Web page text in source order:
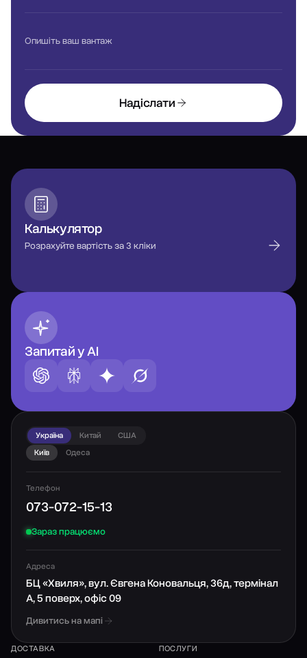
Опишіть ваш вантаж
Надіслати
Калькулятор
Розрахуйте вартість за 3 кліки
Запитай у AI
Україна Китай
США
Київ
Одеса
Телефон
073-072-15-13
Зараз працюємо
Адреса
БЦ «Хвиля», вул. Євгена Коновальця, 36д, термінал
А, 5 поверх, офіс 09
Дивитись на мапі
ДОСТАВКА ПОСЛУГИ